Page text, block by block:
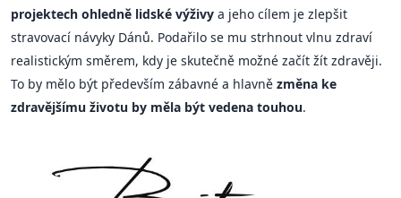
projektech ohledně lidské výživy a jeho cílem je zlepšit
stravovací návyky Dánů. Podařilo se mu strhnout vlnu zdraví
realistickým směrem, kdy je skutečně možné začít žít zdravěji.
To by mělo být především zábavné a hlavně změna ke
zdravějšímu životu by měla být vedena touhou.